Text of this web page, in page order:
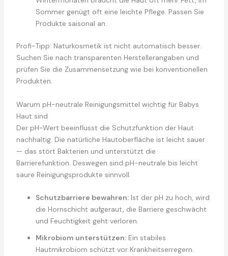
Sommer genügt oft eine leichte Pflege. Passen Sie
Produkte saisonal an.
Profi-Tipp: Naturkosmetik ist nicht automatisch besser.
Suchen Sie nach transparenten Herstellerangaben und
prüfen Sie die Zusammensetzung wie bei konventionellen
Produkten.
Warum pH-neutrale Reinigungsmittel wichtig für Babys
Haut sind
Der pH-Wert beeinflusst die Schutzfunktion der Haut
nachhaltig. Die natürliche Hautoberfläche ist leicht sauer
— das stört Bakterien und unterstützt die
Barrierefunktion. Deswegen sind pH-neutrale bis leicht
saure Reinigungsprodukte sinnvoll.
Schutzbarriere bewahren:Ist der pH zu hoch, wird
die Hornschicht aufgeraut, die Barriere geschwächt
und Feuchtigkeit geht verloren.
Mikrobiom unterstützen:Ein stabiles
Hautmikrobiom schützt vor Krankheitserregern.